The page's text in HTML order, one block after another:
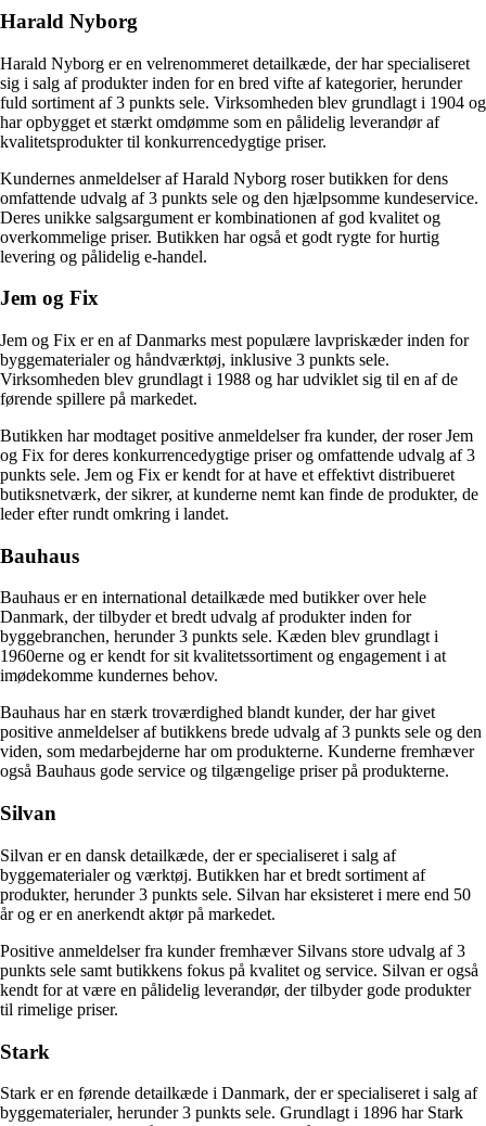
Harald Nyborg
Harald Nyborg er en velrenommeret detailkæde, der har specialiseret
sig i salg af produkter inden for en bred vifte af kategorier, herunder
fuld sortiment af 3 punkts sele. Virksomheden blev grundlagt i 1904 og
har opbygget et stærkt omdømme som en pålidelig leverandør af
kvalitetsprodukter til konkurrencedygtige priser.
Kundernes anmeldelser af Harald Nyborg roser butikken for dens
omfattende udvalg af 3 punkts sele og den hjælpsomme kundeservice.
Deres unikke salgsargument er kombinationen af ​​god kvalitet og
overkommelige priser. Butikken har også et godt rygte for hurtig
levering og pålidelig e-handel.
Jem og Fix
Jem og Fix er en af Danmarks mest populære lavpriskæder inden for
byggematerialer og håndværktøj, inklusive 3 punkts sele.
Virksomheden blev grundlagt i 1988 og har udviklet sig til en af de
førende spillere på markedet.
Butikken har modtaget positive anmeldelser fra kunder, der roser Jem
og Fix for deres konkurrencedygtige priser og omfattende udvalg af 3
punkts sele. Jem og Fix er kendt for at have et effektivt distribueret
butiksnetværk, der sikrer, at kunderne nemt kan finde de produkter, de
leder efter rundt omkring i landet.
Bauhaus
Bauhaus er en international detailkæde med butikker over hele
Danmark, der tilbyder et bredt udvalg af produkter inden for
byggebranchen, herunder 3 punkts sele. Kæden blev grundlagt i
1960erne og er kendt for sit kvalitetssortiment og engagement i at
imødekomme kundernes behov.
Bauhaus har en stærk troværdighed blandt kunder, der har givet
positive anmeldelser af butikkens brede udvalg af 3 punkts sele og den
viden, som medarbejderne har om produkterne. Kunderne fremhæver
også Bauhaus gode service og tilgængelige priser på produkterne.
Silvan
Silvan er en dansk detailkæde, der er specialiseret i salg af
byggematerialer og værktøj. Butikken har et bredt sortiment af
produkter, herunder 3 punkts sele. Silvan har eksisteret i mere end 50
år og er en anerkendt aktør på markedet.
Positive anmeldelser fra kunder fremhæver Silvans store udvalg af 3
punkts sele samt butikkens fokus på kvalitet og service. Silvan er også
kendt for at være en pålidelig leverandør, der tilbyder gode produkter
til rimelige priser.
Stark
Stark er en førende detailkæde i Danmark, der er specialiseret i salg af
byggematerialer, herunder 3 punkts sele. Grundlagt i 1896 har Stark